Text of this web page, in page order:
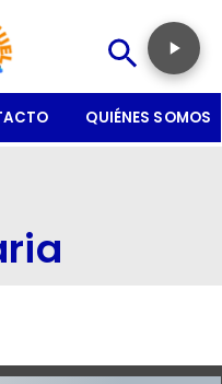
QUIÉNES SOMOS